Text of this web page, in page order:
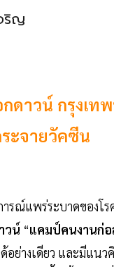
ริญ
ดาวน์ กรุงเท
ะจายวัคซีน
รณ์แพร่ระบาดของโร
วน์ “แคมป์คนงานก่อ
ย่างเดียว และมีแนว